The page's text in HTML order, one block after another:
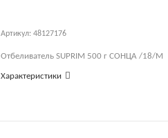
Артикул: 48127176
Отбеливатель SUPRIM 500 г СОНЦА /18/М
Характеристики